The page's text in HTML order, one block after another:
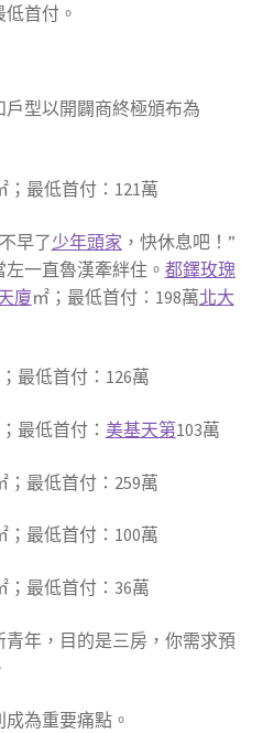
首付。
戶型以開闢商終極頒布為
；最低首付：121萬
早了少年頭家 ，快休息吧！”
一直魯漢牽絆住。 都鐸玫瑰
廈㎡；最低首付：198萬北大
最低首付：126萬
最低首付： 美基天第103萬
；最低首付：259萬
；最低首付：100萬
；最低首付：36萬
年，目的是三房，你需求預
為重要痛點。